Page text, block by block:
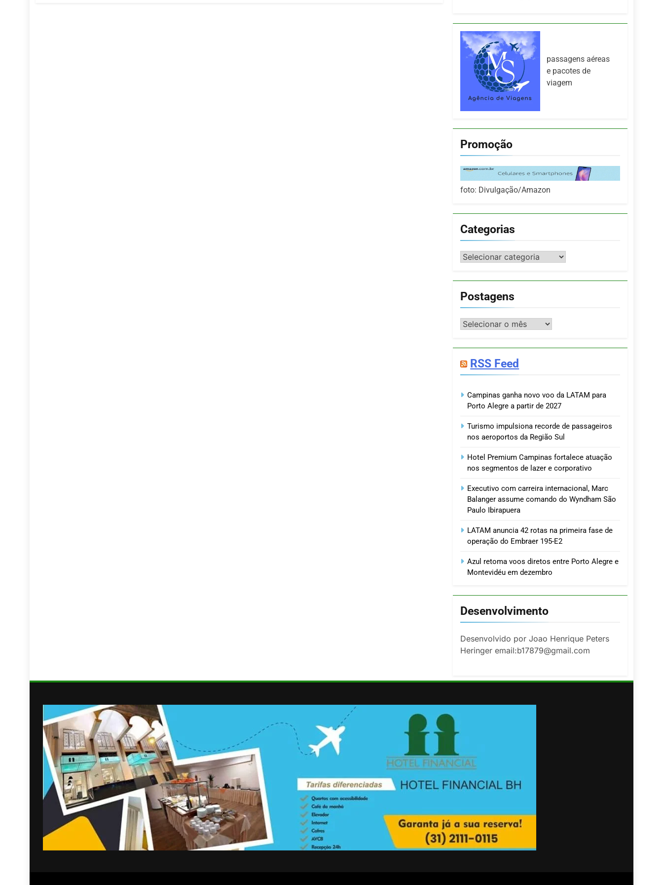
passagens aéreas
e pacotes de
viagem
Promoção
foto: Divulgação/Amazon
Categorias
Categorias
Postagens
Postagens
RSS Feed
Campinas ganha novo voo da LATAM para
Porto Alegre a partir de 2027
Turismo impulsiona recorde de passageiros
nos aeroportos da Região Sul
Hotel Premium Campinas fortalece atuação
nos segmentos de lazer e corporativo
Executivo com carreira internacional, Marc
Balanger assume comando do Wyndham São
Paulo Ibirapuera
LATAM anuncia 42 rotas na primeira fase de
operação do Embraer 195-E2
Azul retoma voos diretos entre Porto Alegre e
Montevidéu em dezembro
Desenvolvimento
Desenvolvido por Joao Henrique Peters
Heringer email:b17879@gmail.com